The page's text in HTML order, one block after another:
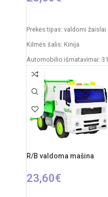
Prekės tipas: valdomi žaislai
Kilmės šalis: Kinija
Automobilio išmatavimai: 31
x 15 x 12 cm
Rekomenduojamas amžius:
nuo 6 metų
Reiklaingi elementai: 2xAA +
3xAAA
R/B valdoma mašina
23,60€